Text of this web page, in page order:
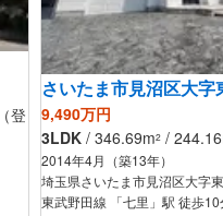
（登
さいたま市見沼区大字
9,490万円
3LDK / 346.69m2 /
2014年4月（築13年）
埼玉県さいたま市見沼区大字
東武野田線 「七里」駅 徒歩10